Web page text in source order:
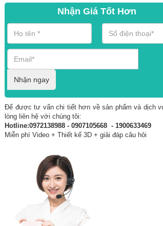
Nhận Giá Tốt Hơn
Nhận ngay
Để được tư vấn chi tiết hơn về sản phẩm và dịch
lòng liên hệ với chúng tôi:
Hotline:0972138988 - 0907105668 - 1900633469
Miễn phí Video + Thiết kế 3D + giải đáp câu hỏi